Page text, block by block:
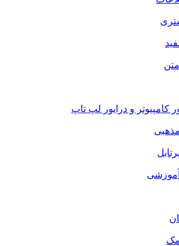
کامپیوتر و درایور لپ تاپ
آموزشی
مک